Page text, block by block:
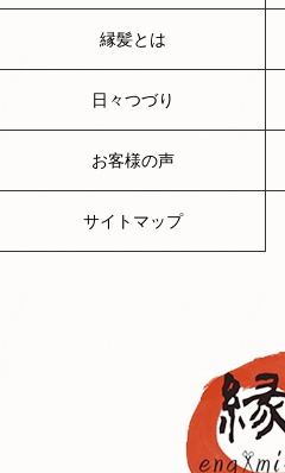
縁髪とは
日々つづり
お客様の声
サイトマップ